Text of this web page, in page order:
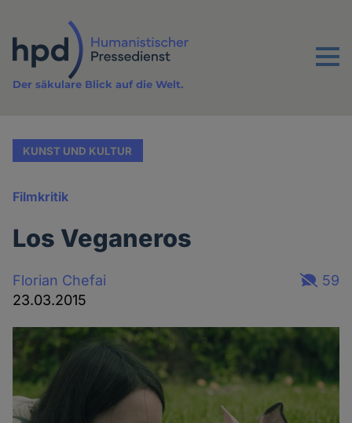
Inhalt
Menu
Der säkulare Blick auf die Welt.
KUNST UND KULTUR
Filmkritik
Los Veganeros
Florian Chefai
23.03.2015
59